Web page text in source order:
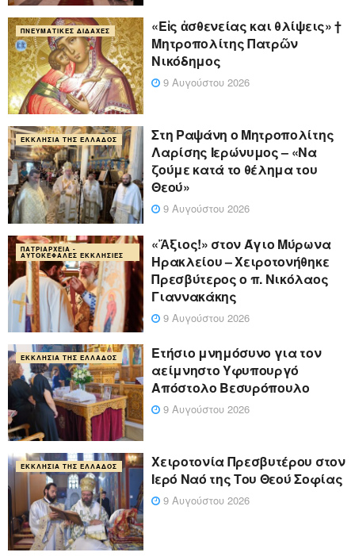
ΠΝΕΥΜΑΤΙΚΈΣ ΔΙΔΑΧΈΣ
«Eἰς ἀσθενείας και θλίψεις» †
Μητροπολίτης Πατρῶν
Νικόδημος
9 Αυγούστου 2026
ΕΚΚΛΗΣΊΑ ΤΗΣ ΕΛΛΆΔΟΣ
Στη Ραψάνη ο Μητροπολίτης
Λαρίσης Ιερώνυμος – «Να
ζούμε κατά το θέλημα του
Θεού»
9 Αυγούστου 2026
ΠΑΤΡΙΑΡΧΕΊΑ -
ΑΥΤΟΚΈΦΑΛΕΣ ΕΚΚΛΗΣΊΕΣ
«Ἄξιος!» στον Άγιο Μύρωνα
Ηρακλείου – Χειροτονήθηκε
Πρεσβύτερος ο π. Νικόλαος
Γιαννακάκης
9 Αυγούστου 2026
ΕΚΚΛΗΣΊΑ ΤΗΣ ΕΛΛΆΔΟΣ
Ετήσιο μνημόσυνο για τον
αείμνηστο Υφυπουργό
Απόστολο Βεσυρόπουλο
9 Αυγούστου 2026
ΕΚΚΛΗΣΊΑ ΤΗΣ ΕΛΛΆΔΟΣ
Χειροτονία Πρεσβυτέρου στον
Ιερό Ναό της Του Θεού Σοφίας
9 Αυγούστου 2026